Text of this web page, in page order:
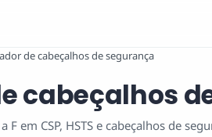
de cabeçalhos de segurança
cabeçalhos
F em CSP, HSTS e cabeçalhos de